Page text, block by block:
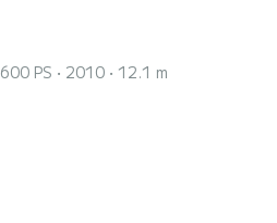
600 PS 2010 12.1 m